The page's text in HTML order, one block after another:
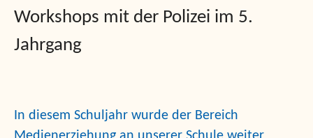
Workshops mit der Polizei im 5.
Jahrgang
In diesem Schuljahr wurde der Bereich